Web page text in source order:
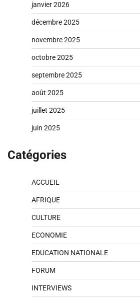
janvier 2026
décembre 2025
novembre 2025
octobre 2025
septembre 2025
août 2025
juillet 2025
juin 2025
Catégories
ACCUEIL
AFRIQUE
CULTURE
ECONOMIE
EDUCATION NATIONALE
FORUM
INTERVIEWS